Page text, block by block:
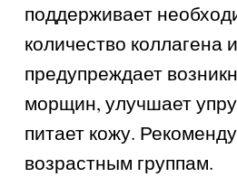
поддерживает
количество коллагена
предупреждает
морщин, улучшает
питает кожу.
возрастным группам.